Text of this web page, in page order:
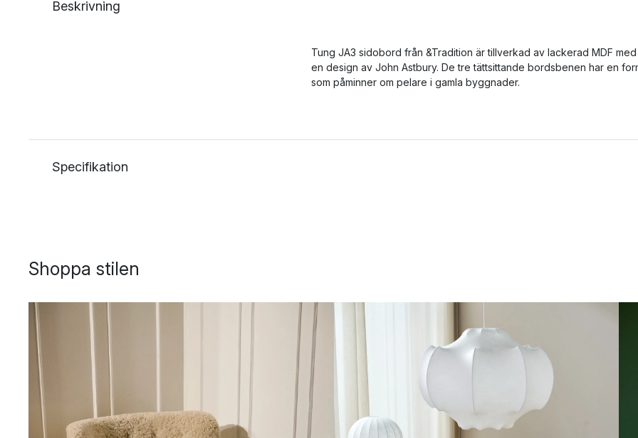
Beskrivning
Tung JA3 sidobord från &Tradition är tillverkad av lackerad MDF med
en design av John Astbury. De tre tättsittande bordsbenen har en
som påminner om pelare i gamla byggnader.
Specifikation
Shoppa stilen